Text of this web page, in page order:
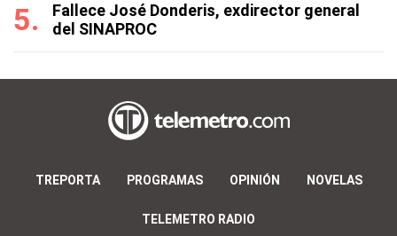
Fallece José Donderis, exdirector general
del SINAPROC
TREPORTA PROGRAMAS OPINIÓN NOVELAS
TELEMETRO RADIO